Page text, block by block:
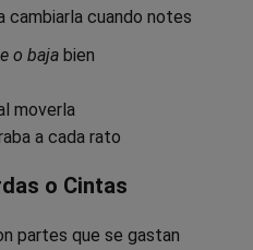
cambiarla cuando notes
o baja bien
moverla
a cada rato
o Cintas
partes que se gastan